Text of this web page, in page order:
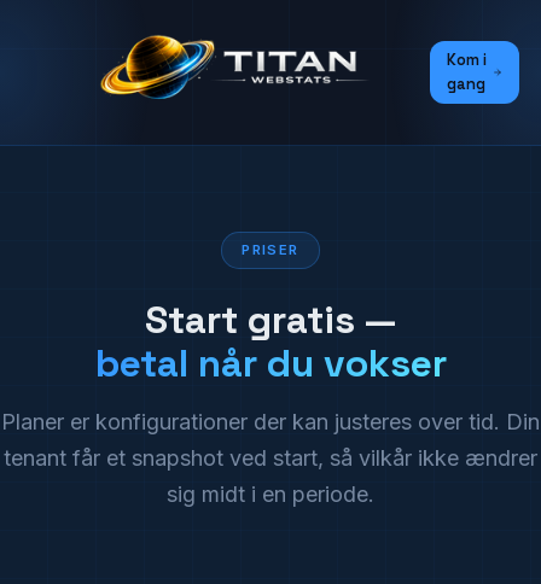
Kom i
gang
PRISER
Start gratis —
betal når du vokser
Planer er konfigurationer der kan justeres over tid. Din
tenant får et snapshot ved start, så vilkår ikke ændrer
sig midt i en periode.